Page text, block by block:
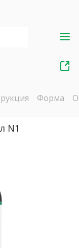
Форма
N1